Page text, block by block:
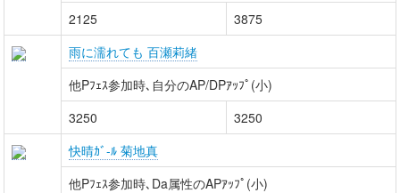
2125
3875
雨に濡れても 百瀬莉緒
他Pﾌｪｽ参加時､自分のAP/DPｱｯﾌﾟ(小)
3250
3250
快晴ｶﾞ-ﾙ 菊地真
他Pﾌｪｽ参加時､Da属性のAPｱｯﾌﾟ(小)